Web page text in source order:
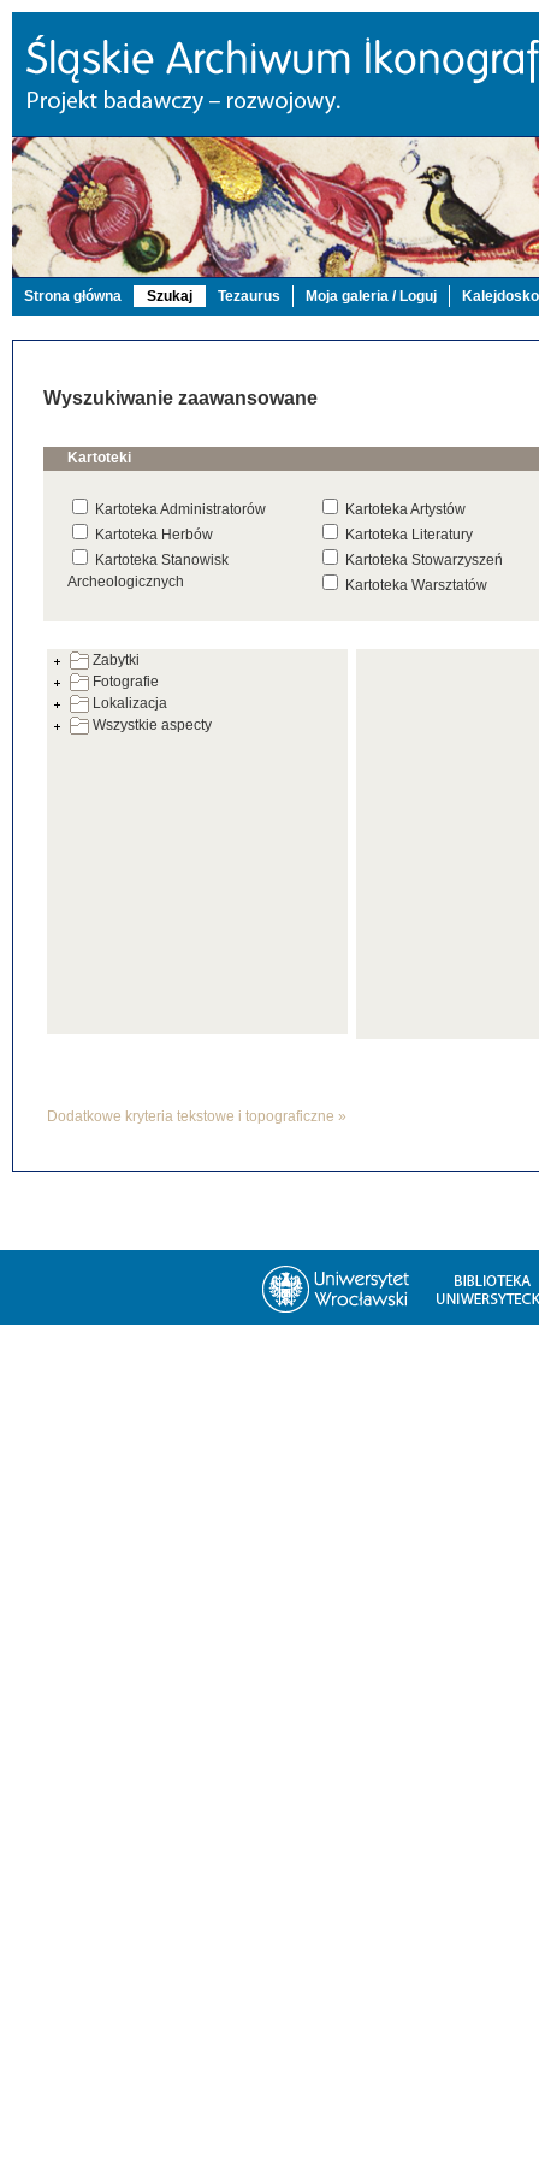
Strona główna Szukaj Tezaurus Moja galeria / Loguj
Wyszukiwanie zaawansowane
Kartoteki
Kartoteka Administratorów
Kartoteka Artystów
Kartoteka Herbów
Kartoteka Literatury
Kartoteka Stanowisk
Archeologicznych
Kartoteka Stowarzyszeń
Kartoteka Warsztatów
Zabytki
Fotografie
Lokalizacja
Wszystkie aspecty
Dodatkowe kryteria tekstowe i topograficzne »